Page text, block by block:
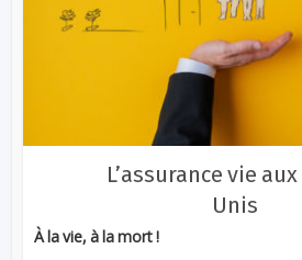
L’assurance vie
Unis
À la vie, à la mort !